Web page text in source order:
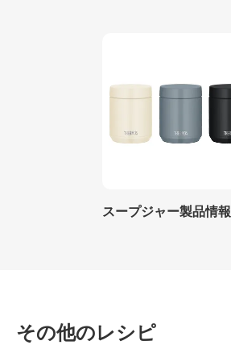
スープジャー製品情報
その他のレシピ